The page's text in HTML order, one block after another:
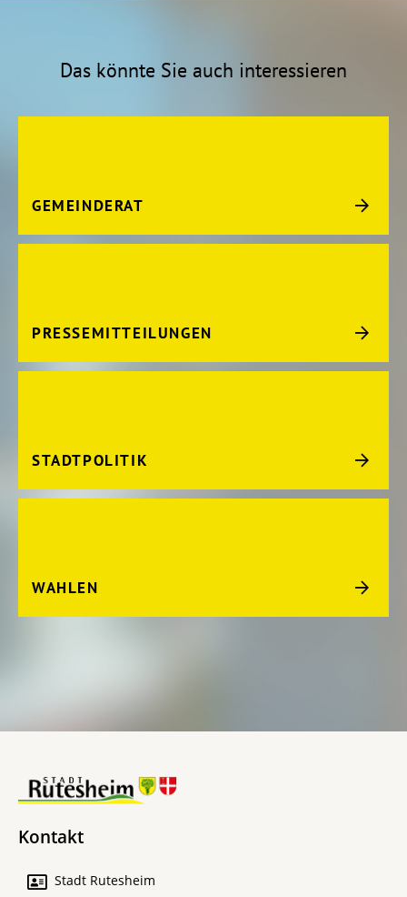
Das könnte Sie auch interessieren
GEMEINDERAT
PRESSEMITTEILUNGEN
STADTPOLITIK
WAHLEN
Kontakt
Stadt Rutesheim